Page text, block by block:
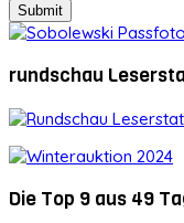
rundschau
Die Top 9 aus 49